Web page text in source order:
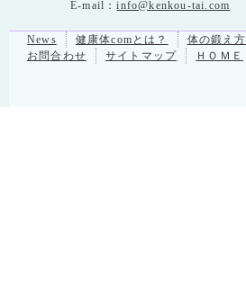
E-mail：info@kenkou-tai.com
News 健康体comとは？ 体の鍛え方
お問合わせ
サイトマップ ＨＯＭＥ